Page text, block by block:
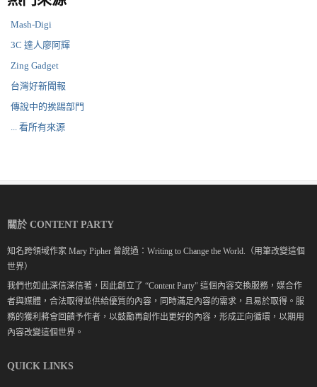
Mash-Digi
3C 達人廖阿輝
Zing Gadget
台灣好新聞報
傳說中的挨踢部門
... 看所有來源
關於 CONTENT PARTY
知名跨領域作家 Mary Pipher 曾說過：Writing to Change the World.（用筆改變這個
世界）
我們也如此深信深信著，因此創立了 “Content Party" 這個內容交換服務，媒合作
者與媒體，合法取得並供給優質的內容，同時滿足內容的需求，且易於取得。服
務的獲利將會回饋予作者，以鼓勵再創作出更好的內容，形成正向循環，以期用
內容改變這個世界。
QUICK LINKS